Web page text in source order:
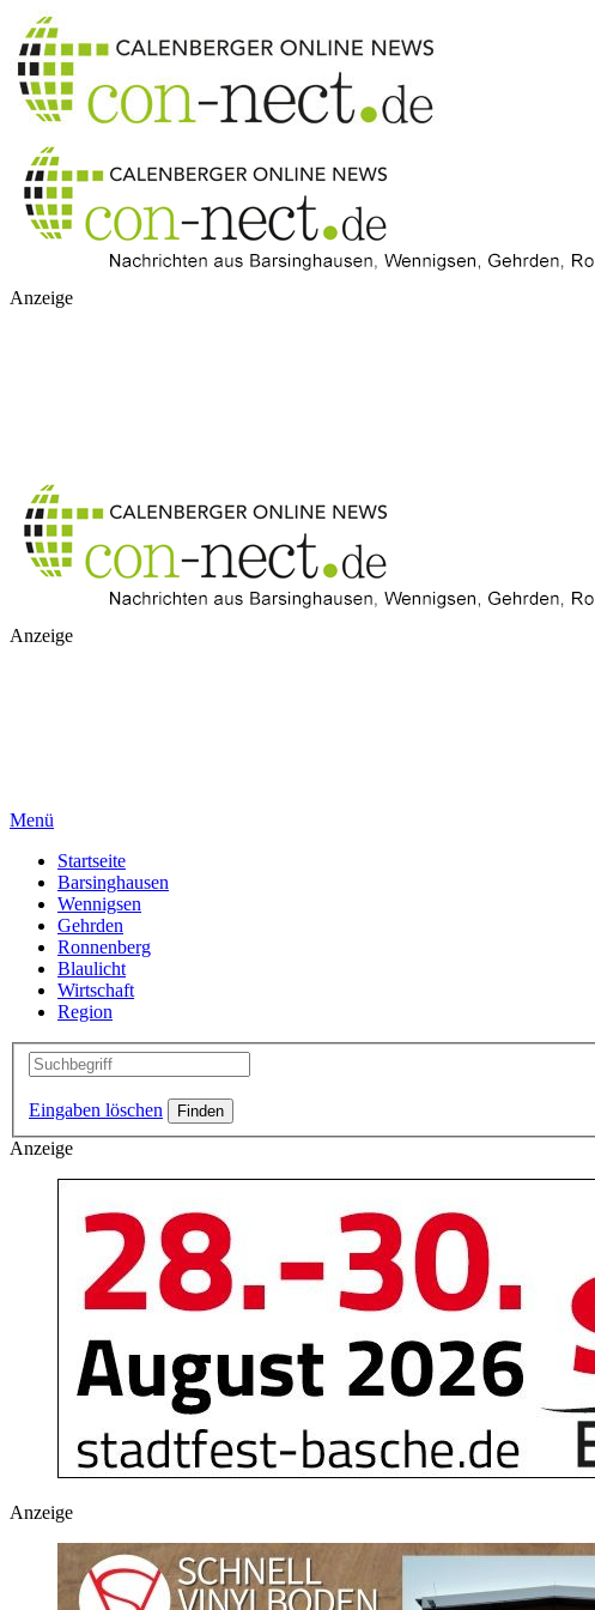
Anzeige
Anzeige
Menü
Startseite
Barsinghausen
Wennigsen
Gehrden
Ronnenberg
Blaulicht
Wirtschaft
Region
Eingaben löschen
Anzeige
Anzeige